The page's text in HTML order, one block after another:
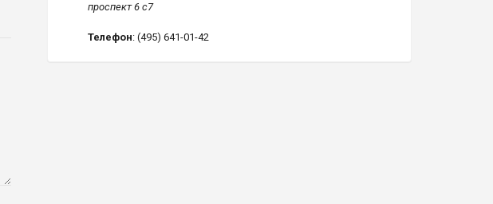
проспект 6 с7
Телефон: (495) 641-01-42